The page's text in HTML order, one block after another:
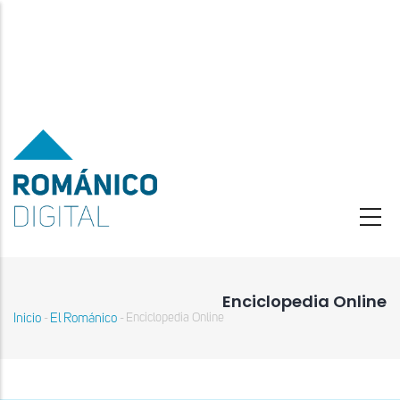
contenido
principal
Enciclopedia Online
Sobrescribir
Inicio - El Románico - Enciclopedia Online